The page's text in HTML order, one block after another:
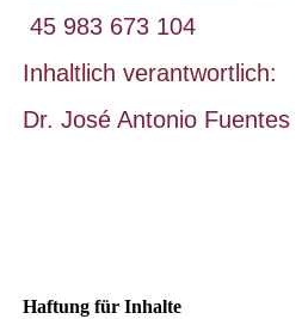
45 983 673 104
Inhaltlich verantwortlich:
Dr. José Antonio Fuentes
Haftung für Inhalte